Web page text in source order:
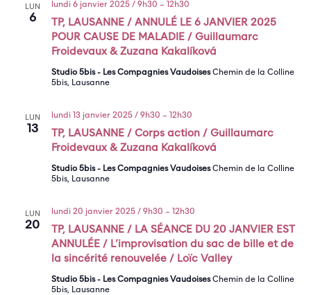
LUN
6
TP, LAUSANNE / ANNULÉ LE 6 JANVIER 2025
POUR CAUSE DE MALADIE / Guillaumarc
Froidevaux & Zuzana Kakalíková
lundi 6 janvier 2025 / 9h30 – 12h30
Studio 5bis - Les Compagnies VaudoisesChemin de la Colline
5bis, Lausanne
LUN
13
TP, LAUSANNE / Corps action / Guillaumarc
Froidevaux & Zuzana Kakalíková
lundi 13 janvier 2025 / 9h30 – 12h30
Studio 5bis - Les Compagnies VaudoisesChemin de la Colline
5bis, Lausanne
LUN
20
TP, LAUSANNE / LA SÉANCE DU 20 JANVIER EST
ANNULÉE / L’improvisation du sac de bille et de
la sincérité renouvelée / Loïc Valley
lundi 20 janvier 2025 / 9h30 – 12h30
Studio 5bis - Les Compagnies VaudoisesChemin de la Colline
5bis, Lausanne